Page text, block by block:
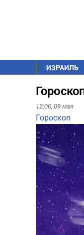
ИЗРАИЛЬ
12:00, 09 мая
Гороскоп